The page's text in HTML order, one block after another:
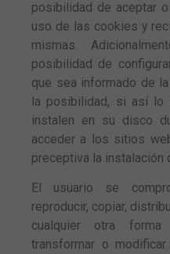
posibilidad de aceptar
uso de las cookies y
mismas.
posibilidad de
que sea informado de
la posibilidad, si así lo
instalen en su disco
acceder a los sitios
preceptiva la instalación
El usuario se
reproducir, copiar,
cualquier otra forma
transformar o